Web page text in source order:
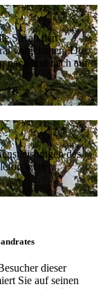
Sie an den
vorgehalten. Die
nach und nach auf
des
weiter.
dieser
Sie auf seinen